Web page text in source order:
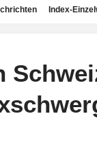
Index-